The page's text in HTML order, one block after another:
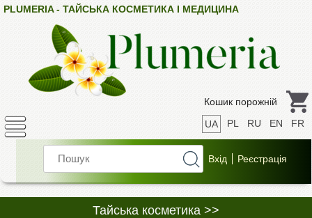
PLUMERIA - ТАЙСЬКА КОСМЕТИКА І МЕДИЦИНА
Кошик порожній
UA
PL RU EN FR
Тайська косметика >>